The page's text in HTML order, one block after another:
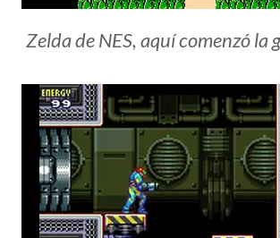
Zelda de NES, aquí comenzó la